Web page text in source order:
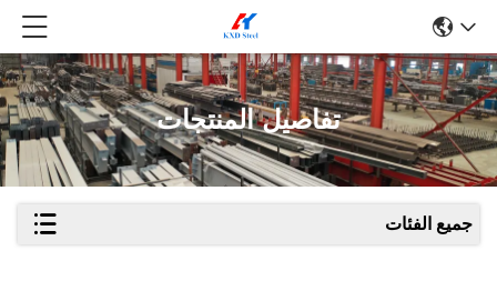
تفاصيل المنتجات
جميع الفئات